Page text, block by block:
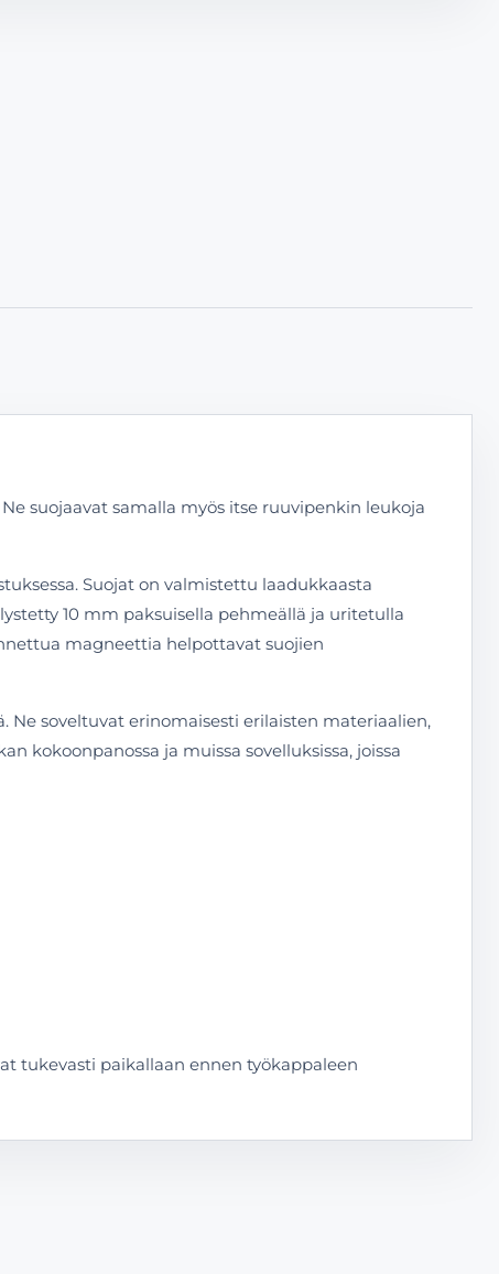
suojaavat samalla myös itse ruuvipenkin leukoja
Suojat on valmistettu laadukkaasta
10 mm paksuisella pehmeällä ja uritetulla
magneettia helpottavat suojien
Ne soveltuvat erinomaisesti erilaisten materiaalien,
kokoonpanossa ja muissa sovelluksissa, joissa
tukevasti paikallaan ennen työkappaleen